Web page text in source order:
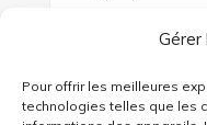
Gérer
Pour offrir les meilleures
technologies telles que les
l’intelligence
d’usage, voici les